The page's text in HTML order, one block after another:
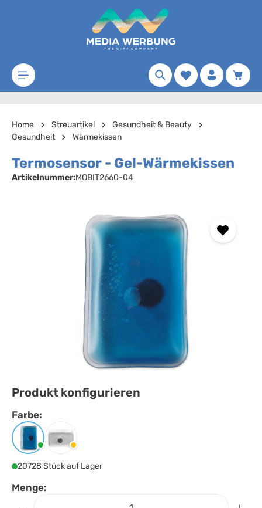
Zum Hauptinhalt springen
Merkzettel
Home Streuartikel
Gesundheit & Beauty
Gesundheit
Wärmekissen
Termosensor - Gel-Wärmekissen
Artikelnummer:MOBIT2660-04
Produkt konfigurieren
Farbe:
Farbeauswählen
Blau Transparent
20728 Stück auf Lager
Menge: